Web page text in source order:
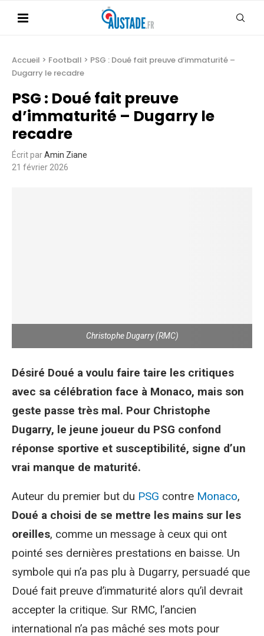
Accueil > Football > PSG : Doué fait preuve d’immaturité –
Dugarry le recadre
PSG : Doué fait preuve
d’immaturité – Dugarry le
recadre
Écrit parAmin Ziane
21 février 2026
Christophe Dugarry (RMC)
Désiré Doué a voulu faire taire les critiques
avec sa célébration face à Monaco, mais son
geste passe très mal. Pour Christophe
Dugarry, le jeune joueur du PSG confond
réponse sportive et susceptibilité, signe d’un
vrai manque de maturité.
Auteur du premier but du PSG contre Monaco,
Doué a choisi de se mettre les mains sur les
oreilles, comme un message à ceux qui ont
pointé ses dernières prestations en baisse. Un
symbole qui n’a pas plu à Dugarry, persuadé que
Doué fait preuve d’immaturité alors qu’il devrait
accepter la critique. Sur RMC, l’ancien
international n’a pas mâché ses mots pour